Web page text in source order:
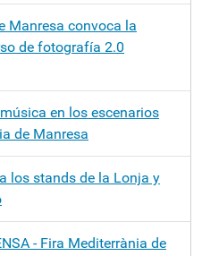
Manresa convoca la
de fotografía 2.0
en los escenarios
de Manresa
los stands de la Lonja y
- Fira Mediterrània de